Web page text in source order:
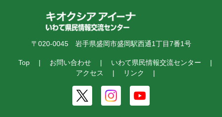
〒020-0045 岩手県盛岡市盛岡駅西通1丁目7番1号
Top お問い合わせ
いわて県民情報交流センター
アクセス
リンク